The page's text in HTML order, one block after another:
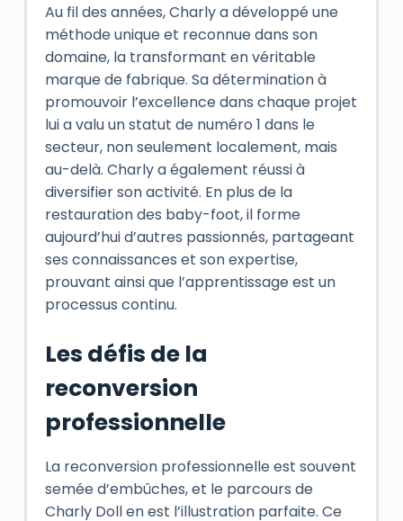
Au fil des années, Charly a développé une
méthode unique et reconnue dans son
domaine, la transformant en véritable
marque de fabrique. Sa détermination à
promouvoir l’excellence dans chaque projet
lui a valu un statut de numéro 1 dans le
secteur, non seulement localement, mais
au-delà. Charly a également réussi à
diversifier son activité. En plus de la
restauration des baby-foot, il forme
aujourd’hui d’autres passionnés, partageant
ses connaissances et son expertise,
prouvant ainsi que l’apprentissage est un
processus continu.
Les défis de la
reconversion
professionnelle
La reconversion professionnelle est souvent
semée d’embûches, et le parcours de
Charly Doll en est l’illustration parfaite. Ce